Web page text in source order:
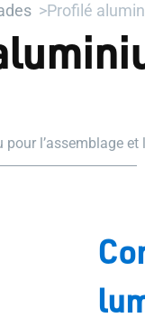
Profilé
l’assemblage